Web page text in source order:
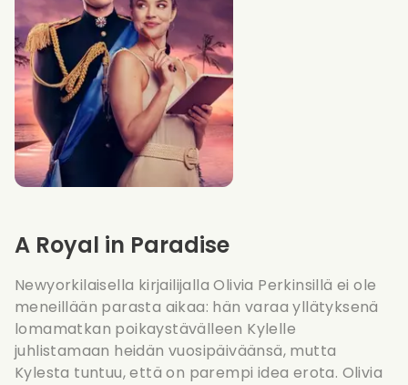
A Royal in Paradise
Newyorkilaisella kirjailijalla Olivia Perkinsillä ei ole
meneillään parasta aikaa: hän varaa yllätyksenä
lomamatkan poikaystävälleen Kylelle
juhlistamaan heidän vuosipäiväänsä, mutta
Kylesta tuntuu, että on parempi idea erota. Olivia